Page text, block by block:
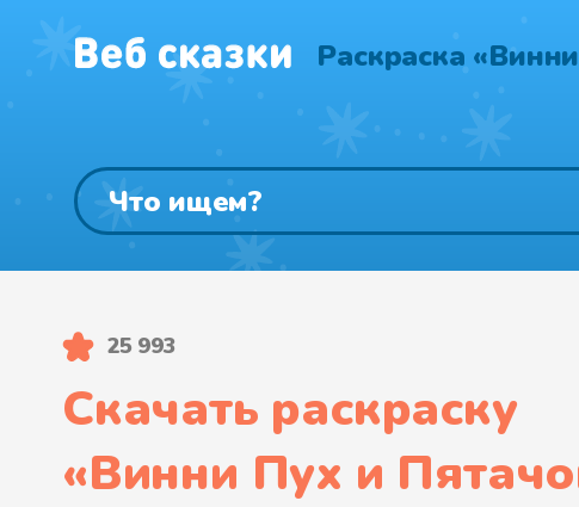
Раскраска
25 993
Скачать раскраску
«Винни Пух и